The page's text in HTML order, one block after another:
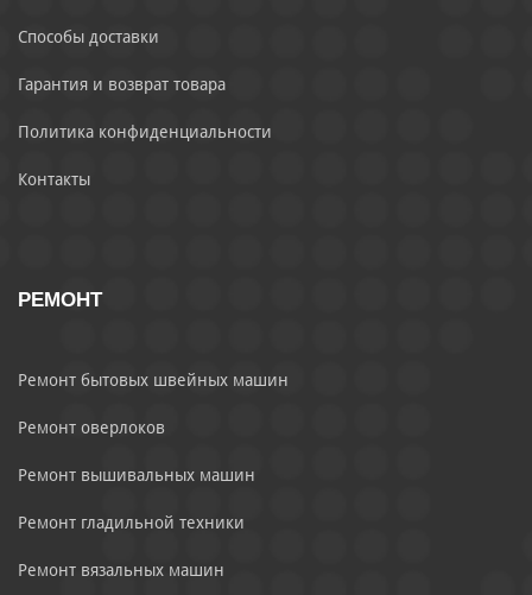
Способы доставки
Гарантия и возврат товара
Политика конфиденциальности
Контакты
РЕМОНТ
Ремонт бытовых швейных машин
Ремонт оверлоков
Ремонт вышивальных машин
Ремонт гладильной техники
Ремонт вязальных машин